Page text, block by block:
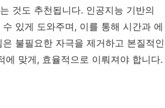
것도 추천됩니다. 인공지능 기반의
있게 도와주며, 이를 통해 시간과 에
불필요한 자극을 제거하고 본질적인
맞게, 효율적으로 이뤄져야 합니다.